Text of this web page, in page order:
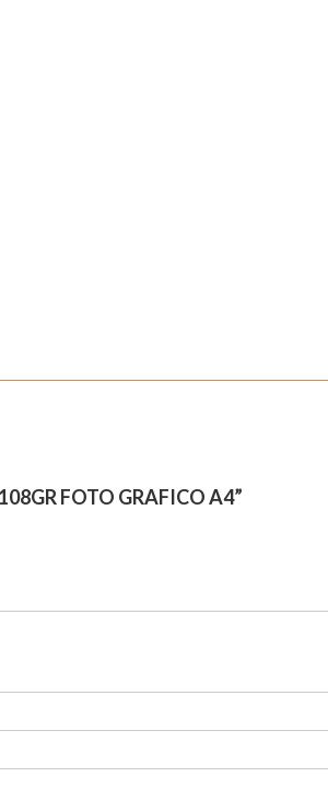
FOTO GRAFICO A4”